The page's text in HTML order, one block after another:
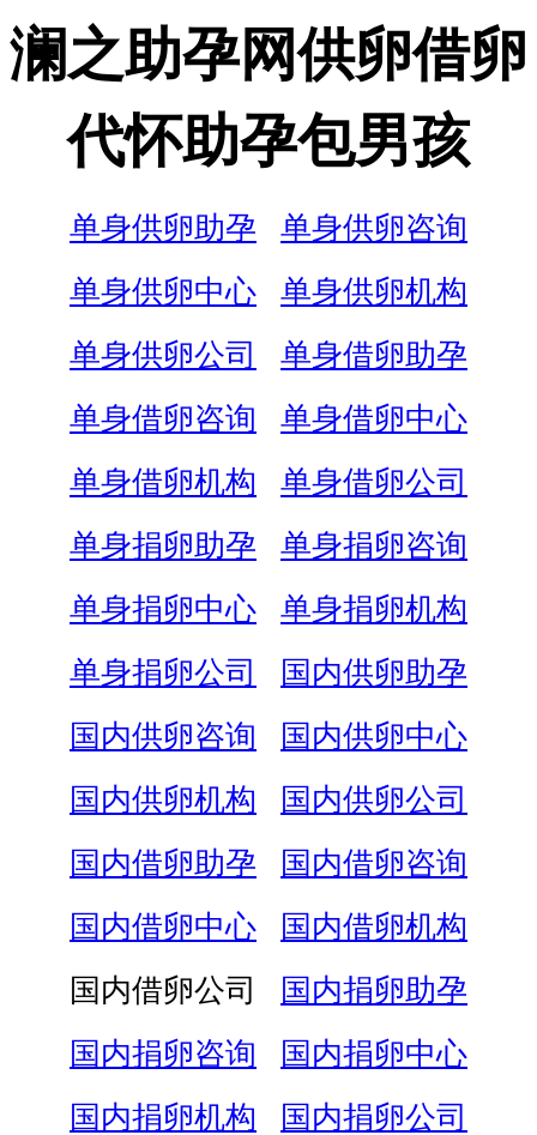
澜之助孕网供卵借卵
代怀助孕包男孩
单身供卵助孕
单身供卵咨询
单身供卵中心
单身供卵机构
单身供卵公司
单身借卵助孕
单身借卵咨询
单身借卵中心
单身借卵机构
单身借卵公司
单身捐卵助孕
单身捐卵咨询
单身捐卵中心
单身捐卵机构
单身捐卵公司
国内供卵助孕
国内供卵咨询
国内供卵中心
国内供卵机构
国内供卵公司
国内借卵助孕
国内借卵咨询
国内借卵中心
国内借卵机构
国内借卵公司
国内捐卵助孕
国内捐卵咨询
国内捐卵中心
国内捐卵机构
国内捐卵公司